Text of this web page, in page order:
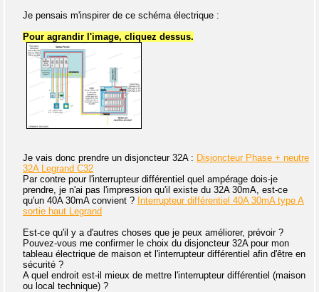
Je pensais m'inspirer de ce schéma électrique :
Pour agrandir l'image, cliquez dessus.
Je vais donc prendre un disjoncteur 32A : Disjoncteur Phase + neutre
32A Legrand C32
Par contre pour l'interrupteur différentiel quel ampérage dois-je
prendre, je n'ai pas l'impression qu'il existe du 32A 30mA, est-ce
qu'un 40A 30mA convient ? Interrupteur différentiel 40A 30mA type A
sortie haut Legrand
Est-ce qu'il y a d'autres choses que je peux améliorer, prévoir ?
Pouvez-vous me confirmer le choix du disjoncteur 32A pour mon
tableau électrique de maison et l'interrupteur différentiel afin d'être en
sécurité ?
A quel endroit est-il mieux de mettre l'interrupteur différentiel (maison
ou local technique) ?